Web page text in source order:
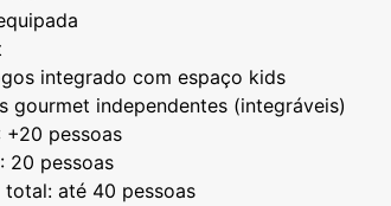
integrado com espaço kids
gourmet independentes (integráveis)
+20 pessoas
20 pessoas
até 40 pessoas